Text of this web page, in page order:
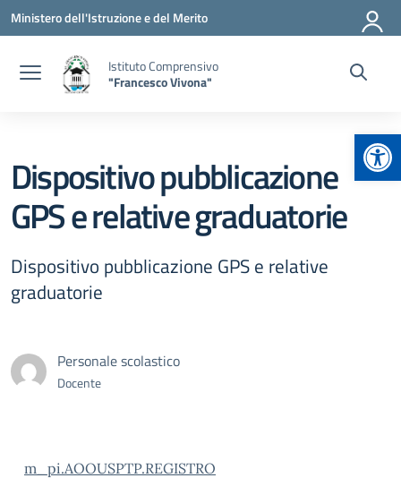
Vai ai contenuti
Vai al menu di navigazione
Vai al footer
Ministero dell'Istruzione e del Merito
Istituto Comprensivo
"Francesco Vivona"
Dispositivo pubblicazione
GPS e relative graduatorie
Dispositivo pubblicazione GPS e relative
graduatorie
Personale scolastico
Docente
m_pi.AOOUSPTP.REGISTRO